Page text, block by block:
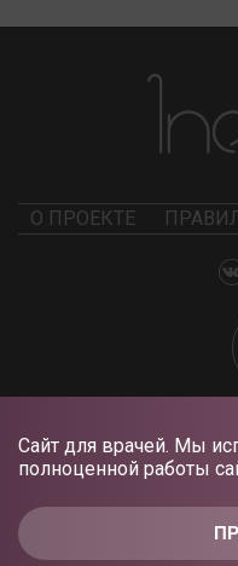
Сайт для врачей. Мы
полноценной работы
О ПРОЕКТЕ